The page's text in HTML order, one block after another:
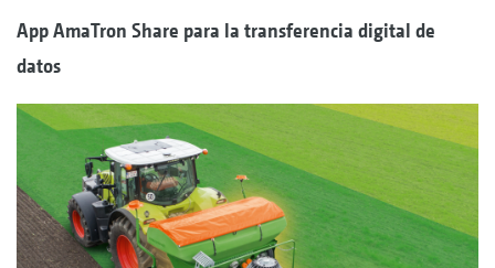
App AmaTron Share para la transferencia digital de
datos